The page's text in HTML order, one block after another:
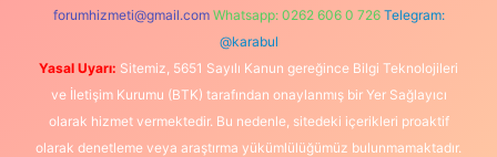
forumhizmeti@gmail.com Whatsapp: 0262 606 0 726 Telegram:
@karabul
Yasal Uyarı: Sitemiz, 5651 Sayılı Kanun gereğince Bilgi Teknolojileri
ve İletişim Kurumu (BTK) tarafından onaylanmış bir Yer Sağlayıcı
olarak hizmet vermektedir. Bu nedenle, sitedeki içerikleri proaktif
olarak denetleme veya araştırma yükümlülüğümüz bulunmamaktadır.